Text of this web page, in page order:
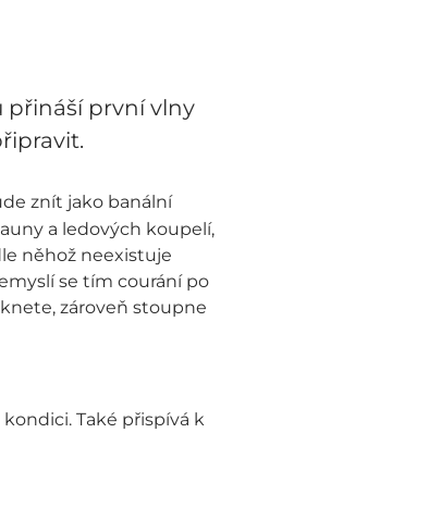
přináší první vlny
znít jako banální
a ledových koupelí,
něhož neexistuje
se tím courání po
zároveň stoupne
Také přispívá k